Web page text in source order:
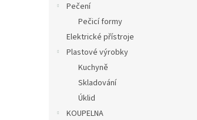
Pečení
Pečicí formy
Elektrické přístroje
Plastové výrobky
Kuchyně
Skladování
Úklid
KOUPELNA